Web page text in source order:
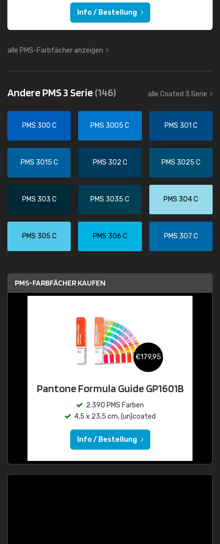
Info / Bestellung
alle PMS-Farbfächer anzeigen
Andere PMS 3 Serie(146) alle Coated 3 Serie
PMS 300 C PMS 3005 C PMS 301 C
PMS 3015 C PMS 302 C PMS 3025 C
PMS 303 C PMS 3035 C PMS 304 C
PMS 305 C PMS 306 C PMS 307 C
PMS-FARBFÄCHER KAUFEN
€179,95
Pantone Formula Guide GP1601B
2.390 PMS Farben
4,5 x 23,5 cm, (un)coated
Info / Bestellung